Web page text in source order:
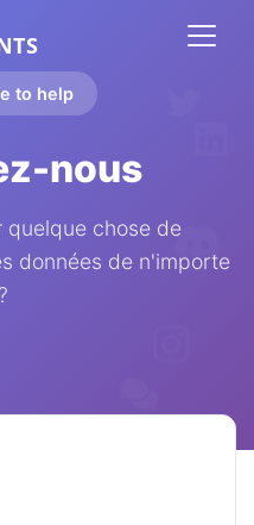
to help
nous
chose de
données de n'importe